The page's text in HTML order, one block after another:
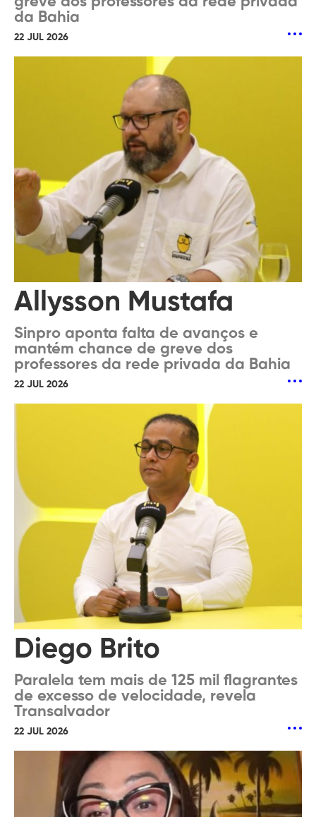
da Bahia
22 JUL 2026
Allysson Mustafa
Sinpro aponta falta de avanços e
mantém chance de greve dos
professores da rede privada da Bahia
22 JUL 2026
Diego Brito
Paralela tem mais de 125 mil flagrantes
de excesso de velocidade, revela
Transalvador
22 JUL 2026